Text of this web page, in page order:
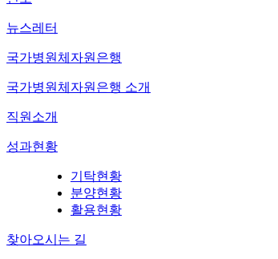
뉴스레터
국가병원체자원은행
국가병원체자원은행 소개
직원소개
성과현황
기탁현황
분양현황
활용현황
찾아오시는 길